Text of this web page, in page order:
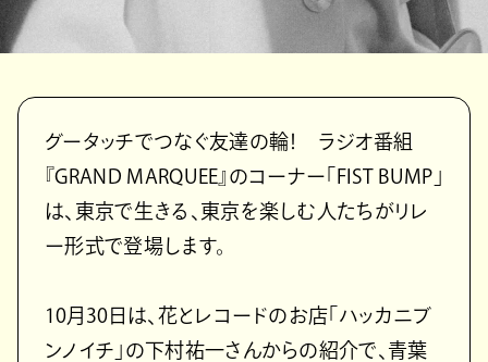
グータッチでつなぐ友達の輪！ ラジオ番組
『GRAND MARQUEE』のコーナー「FIST BUMP」
は、東京で生きる、東京を楽しむ人たちがリレ
ー形式で登場します。
10月30日は、花とレコードのお店「ハッカニブ
ンノイチ」の下村祐一さんからの紹介で、青葉